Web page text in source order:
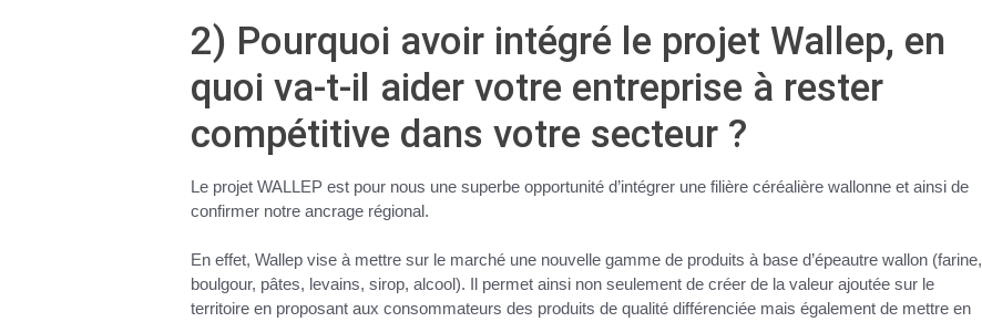
2) Pourquoi avoir intégré le projet Wallep, en
quoi va-t-il aider votre entreprise à rester
compétitive dans votre secteur ?
Le projet WALLEP est pour nous une superbe opportunité d’intégrer une filière céréalière wallonne et ainsi de
confirmer notre ancrage régional.
En effet, Wallep vise à mettre sur le marché une nouvelle gamme de produits à base d’épeautre wallon (farine,
boulgour, pâtes, levains, sirop, alcool). Il permet ainsi non seulement de créer de la valeur ajoutée sur le
territoire en proposant aux consommateurs des produits de qualité différenciée mais également de mettre en